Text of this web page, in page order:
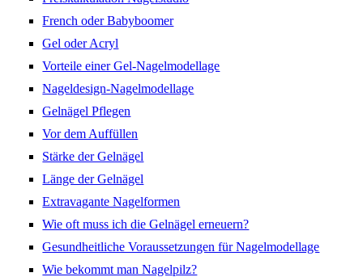
French oder Babyboomer
Gel oder Acryl
Vorteile einer Gel-Nagelmodellage
Nageldesign-Nagelmodellage
Gelnägel Pflegen
Vor dem Auffüllen
Stärke der Gelnägel
Länge der Gelnägel
Extravagante Nagelformen
Wie oft muss ich die Gelnägel erneuern?
Gesundheitliche Voraussetzungen für Nagelmodellage
Wie bekommt man Nagelpilz?